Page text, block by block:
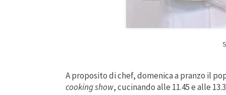
A proposito di chef, domenica a pranzo il
cooking show, cucinando alle 11.45 e alle